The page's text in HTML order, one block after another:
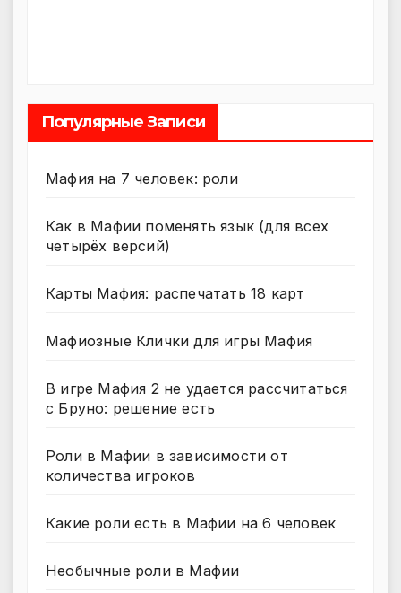
Популярные Записи
Мафия на 7 человек: роли
Как в Мафии поменять язык (для всех
четырёх версий)
Карты Мафия: распечатать 18 карт
Мафиозные Клички для игры Мафия
В игре Мафия 2 не удается рассчитаться
с Бруно: решение есть
Роли в Мафии в зависимости от
количества игроков
Какие роли есть в Мафии на 6 человек
Необычные роли в Мафии